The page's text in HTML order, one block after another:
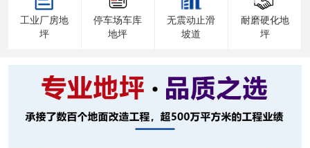
工业厂房地
坪
停车场车库
地坪
无震动止滑
坡道
耐磨硬化地
坪